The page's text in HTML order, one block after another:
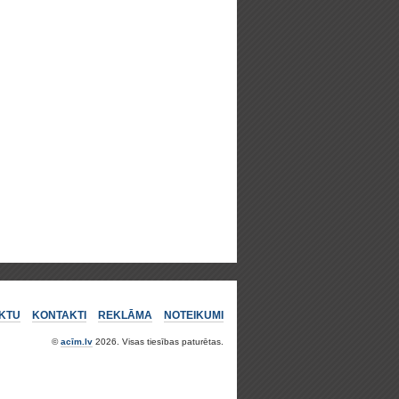
KONTAKTI REKLĀMA NOTEIKUMI
©acīm.lv 2026. Visas tiesības paturētas.